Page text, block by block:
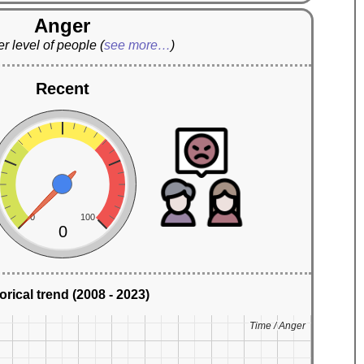
Anger
level of people(see more…)
Recent
0 100
0
trend (2008 - 2023)
Time / Anger
Time / Anger